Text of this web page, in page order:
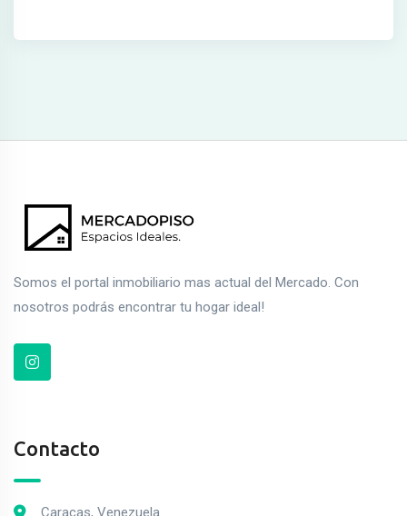
Somos el portal inmobiliario mas actual del Mercado. Con
nosotros podrás encontrar tu hogar ideal!
Contacto